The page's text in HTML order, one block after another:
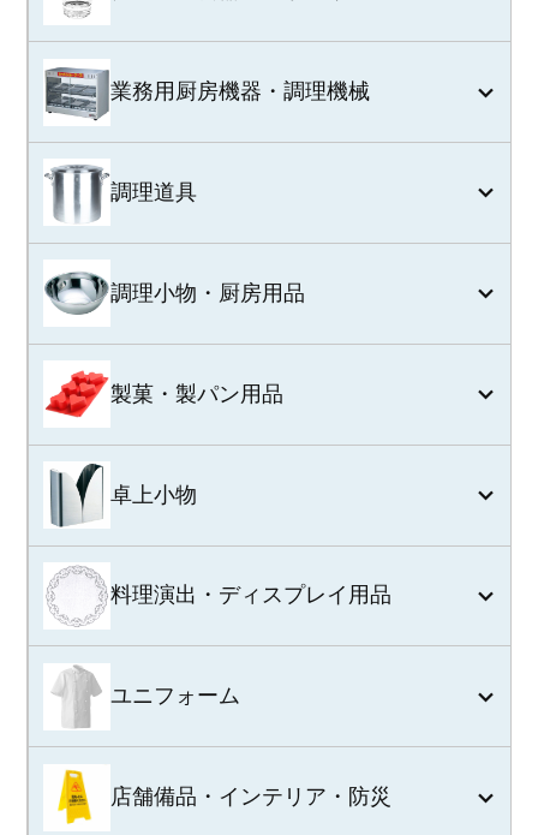
業務用厨房機器・調理機械
調理道具
調理小物・厨房用品
製菓・製パン用品
卓上小物
料理演出・ディスプレイ用品
ユニフォーム
店舗備品・インテリア・防災